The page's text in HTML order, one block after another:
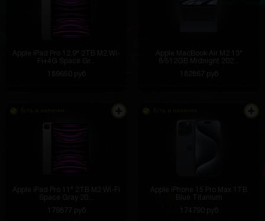
Apple iPad Pro 12.9" 2TB M2 Wi-
Fi+4G Space Gr...
189650 руб
Apple MacBook Air M2 13"
8/512GB Midnight 202...
182867 руб
Apple iPad Pro 11" 2TB M2 Wi-Fi
Space Gray 20...
179877 руб
Apple iPhone 15 Pro Max 1TB
Blue Titanium
174790 руб